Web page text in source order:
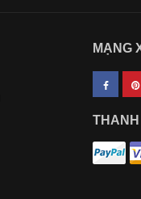
MẠNG
THANH